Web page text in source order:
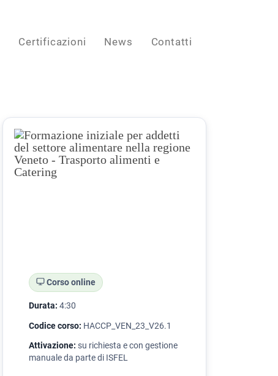
Certificazioni News Contatti
Corso online
Durata: 4:30
Codice corso: HACCP_VEN_23_V26.1
Attivazione: su richiesta e con gestione
manuale da parte di ISFEL